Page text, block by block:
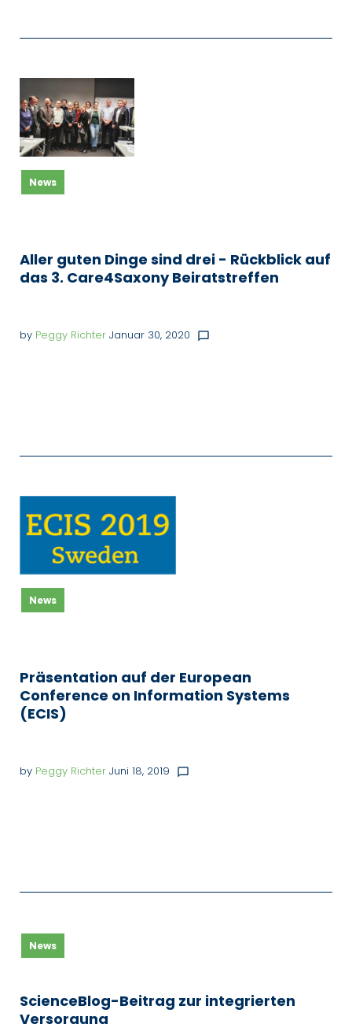
News
Aller guten Dinge sind drei - Rückblick auf
das 3. Care4Saxony Beiratstreffen
by Peggy Richter Januar 30, 2020 chat_bubble_outline
News
Präsentation auf der European
Conference on Information Systems
(ECIS)
by Peggy Richter Juni 18, 2019 chat_bubble_outline
News
ScienceBlog-Beitrag zur integrierten
Versorgung